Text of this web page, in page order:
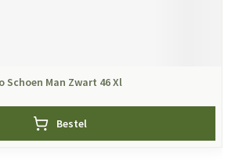
Schoen Man Zwart 46 Xl
Bestel